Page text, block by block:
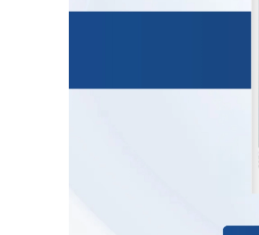
19 Fév 2024